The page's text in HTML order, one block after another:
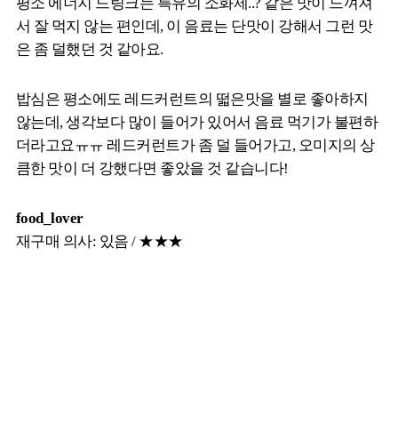
평소 에너지 드링크는 특유의 소화제..? 같은 맛이 느껴져
서 잘 먹지 않는 편인데, 이 음료는 단맛이 강해서 그런 맛
은 좀 덜했던 것 같아요.
밥심은 평소에도 레드커런트의 떫은맛을 별로 좋아하지
않는데, 생각보다 많이 들어가 있어서 음료 먹기가 불편하
더라고요ㅠㅠ 레드커런트가 좀 덜 들어가고, 오미지의 상
큼한 맛이 더 강했다면 좋았을 것 같습니다!
food_lover
재구매 의사: 있음 / ★★★